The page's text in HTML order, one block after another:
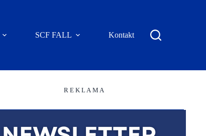
SCF FALL Kontakt
R E K L A M A